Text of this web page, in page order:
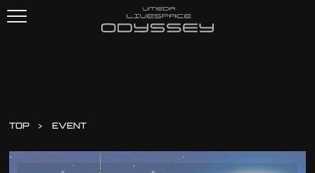
TOP EVENT